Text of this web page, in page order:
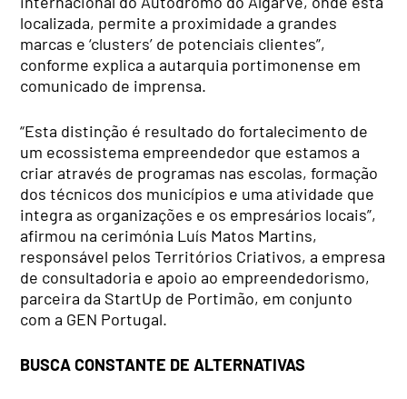
localizada, permite a proximidade a grandes
marcas e ‘clusters’ de potenciais clientes”,
conforme explica a autarquia portimonense em
comunicado de imprensa.
“Esta distinção é resultado do fortalecimento de
um ecossistema empreendedor que estamos a
criar através de programas nas escolas, formação
dos técnicos dos municípios e uma atividade que
integra as organizações e os empresários locais”,
afirmou na cerimónia Luís Matos Martins,
responsável pelos Territórios Criativos, a empresa
de consultadoria e apoio ao empreendedorismo,
parceira da StartUp de Portimão, em conjunto
com a GEN Portugal.
BUSCA CONSTANTE DE ALTERNATIVAS